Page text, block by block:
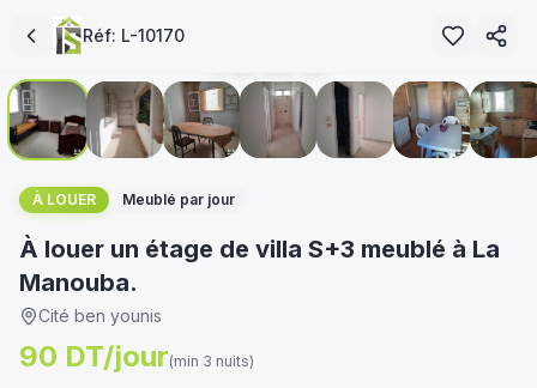
Réf: L-10170 1/15
غير متوفر
immoservice.tn
À LOUER Meublé par jour
À louer un étage de villa S+3 meublé à La
Manouba.
Cité ben younis
90 DT/jour(min 3 nuits)